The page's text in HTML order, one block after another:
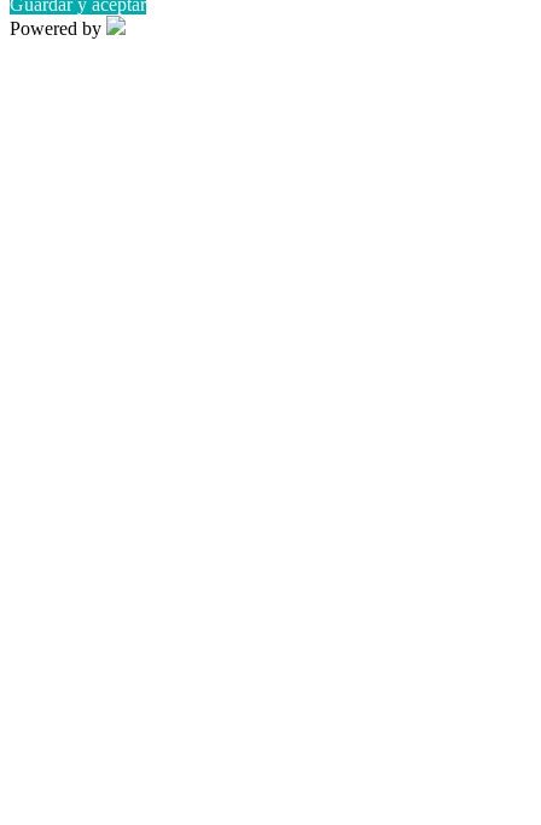
Powered by